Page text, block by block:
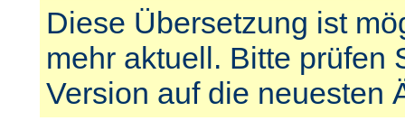
Diese Übersetzung ist
mehr aktuell. Bitte prüfen
Version auf die neuesten